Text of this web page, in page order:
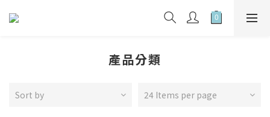
產品分類
Sort by 24 Items per page